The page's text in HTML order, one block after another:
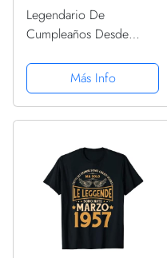
Legendario De
Cumpleaños Desde
PopSockets PopGrip
Intercambiable
Más Info